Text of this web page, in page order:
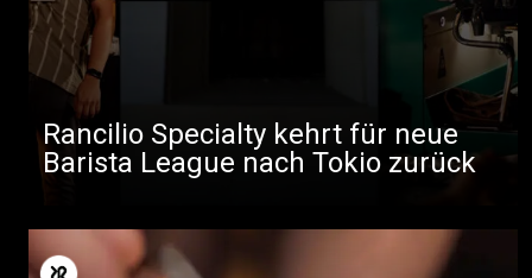
Rancilio Specialty kehrt für neue
Barista League nach Tokio zurück